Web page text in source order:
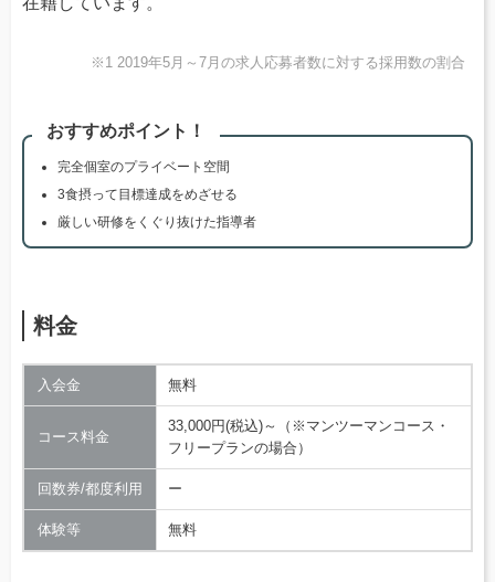
※1 2019年5月～7月の求人応募者数に対する採用数の割合
おすすめポイント！
完全個室のプライベート空間
3食摂って目標達成をめざせる
厳しい研修をくぐり抜けた指導者
料金
入会金 無料
コース料金
33,000円(税込)～（※マンツーマンコース・
フリープランの場合）
回数券/都度利用 ー
体験等 無料